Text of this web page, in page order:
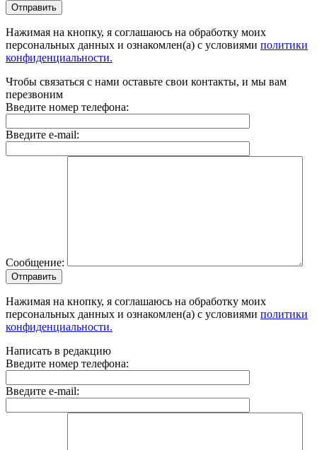
Отправить
Нажимая на кнопку, я соглашаюсь на обработку моих
персональных данных и ознакомлен(а) с условиями политики
конфиденциальности.
Чтобы связаться с нами оставьте свои контакты, и мы вам
перезвоним
Введите номер телефона:
Введите e-mail:
Сообщение:
Отправить
Нажимая на кнопку, я соглашаюсь на обработку моих
персональных данных и ознакомлен(а) с условиями политики
конфиденциальности.
Написать в редакцию
Введите номер телефона:
Введите e-mail: